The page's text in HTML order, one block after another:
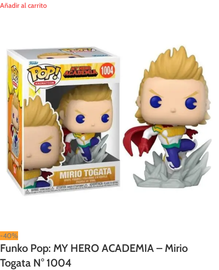
Añadir al carrito
-40%
Funko Pop: MY HERO ACADEMIA – Mirio
Togata N° 1004